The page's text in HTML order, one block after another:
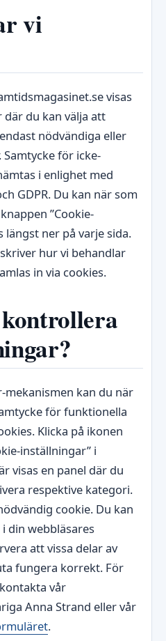
vi
visas
du kan välja att
nödvändiga eller
för icke-
i enlighet med
GDPR. Du kan när som
”Cookie-
ner på varje sida.
hur vi behandlar
in via cookies.
mekanismen kan du när
för funktionella
Klicka på ikonen
inställningar” i
visas en panel där du
respektive kategori.
cookie. Du kan
din webbläsares
att vissa delar av
fungera korrekt. För
vår
Anna Strand eller vår
.